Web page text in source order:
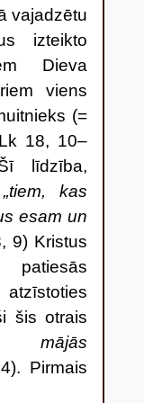
vajadzētu
izteikto
Dieva
viens
(=
18, 10–
līdzība,
„tiem, kas
esam un
9) Kristus
šis otrais
mājās
Pirmais